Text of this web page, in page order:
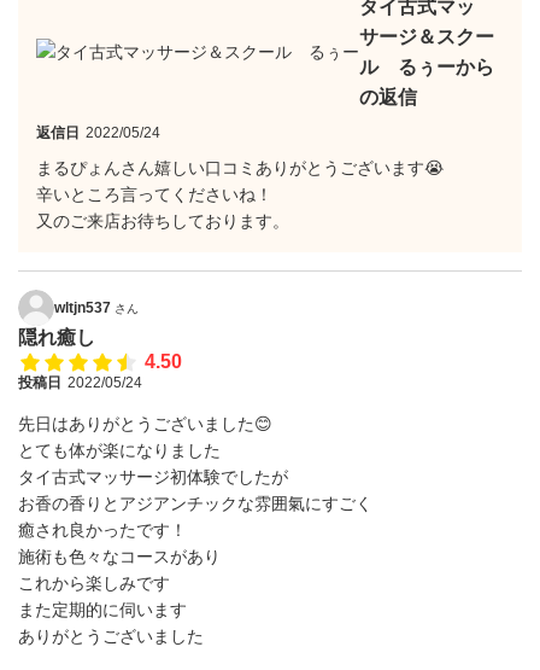
タイ古式マッ
サージ＆スクー
ル るぅーから
の返信
返信日 2022/05/24
まるぴょんさん嬉しい口コミありがとうございます😭
辛いところ言ってくださいね！
又のご来店お待ちしております。
wltjn537 さん
隠れ癒し
4.50
投稿日 2022/05/24
先日はありがとうございました😊
とても体が楽になりました
タイ古式マッサージ初体験でしたが
お香の香りとアジアンチックな雰囲氣にすごく
癒され良かったです！
施術も色々なコースがあり
これから楽しみです
また定期的に伺います
ありがとうございました